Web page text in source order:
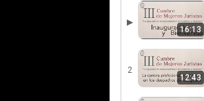
▶
16:13
2
12:43